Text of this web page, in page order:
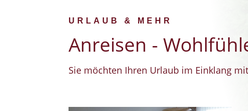
URLAUB & MEHR
Anreisen -
Sie möchten Ihren Urlaub im Einklang